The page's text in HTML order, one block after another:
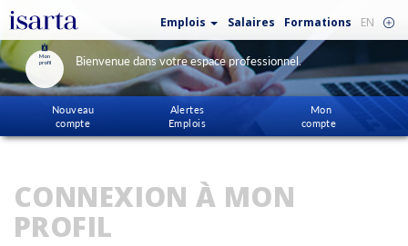
Emplois Salaires Formations EN
Mon
profil
Bienvenue dans votre espace professionnel.
Nouveau
compte
Alertes
Emplois
Mon
compte
CONNEXION À MON
PROFIL